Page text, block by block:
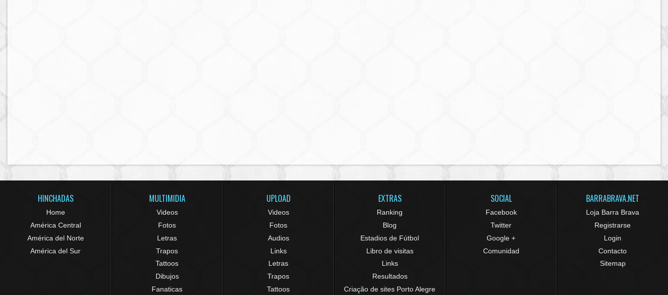
HINCHADAS
Home
América Central
América del Norte
América del Sur
MULTIMIDIA
Videos
Fotos
Letras
Trapos
Tattoos
Dibujos
Fanaticas
UPLOAD
Videos
Fotos
Audios
Links
Letras
Trapos
Tattoos
EXTRAS
Ranking
Blog
Estadios de Fútbol
Libro de visitas
Links
Resultados
Criação de sites Porto Alegre
SOCIAL
Facebook
Twitter
Google +
Comunidad
BARRABRAVA.NET
Loja Barra Brava
Registrarse
Login
Contacto
Sitemap